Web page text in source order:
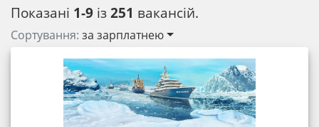
Показані 1-9 із251 вакансій.
Сортування: за зарплатнею